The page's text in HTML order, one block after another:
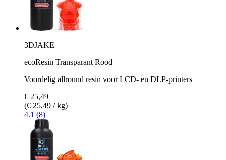
3DJAKE
ecoResin Transparant Rood
Voordelig allround resin voor LCD- en DLP-printers
€ 25,49
(€ 25,49 / kg)
4.1 (8)